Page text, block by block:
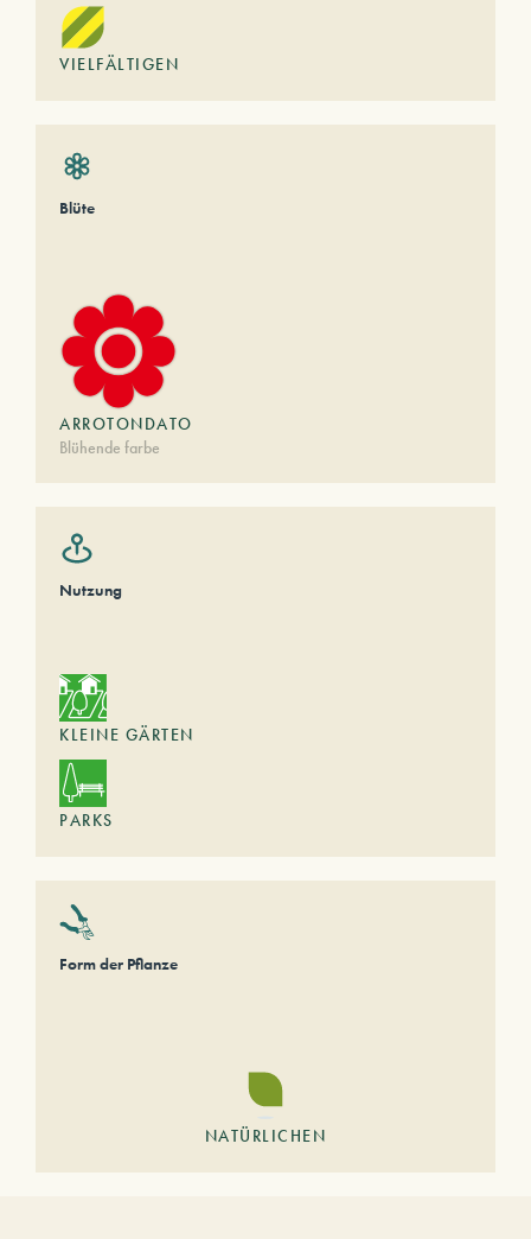
VIELFÄLTIGEN
Blüte
ARROTONDATO
Blühende farbe
Nutzung
KLEINE GÄRTEN
PARKS
Form der Pflanze
NATÜRLICHEN